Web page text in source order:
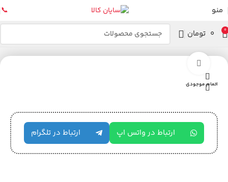
منو 📞
0 ۰ تومان
خانه مانیتور
اتمام موجودی
ارتباط در واتس اپ ارتباط در تلگرام